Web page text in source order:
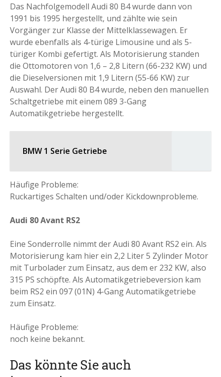
Das Nachfolgemodell Audi 80 B4 wurde dann von
1991 bis 1995 hergestellt, und zählte wie sein
Vorgänger zur Klasse der Mittelklassewagen. Er
wurde ebenfalls als 4-türige Limousine und als 5-
türiger Kombi gefertigt. Als Motorisierung standen
die Ottomotoren von 1,6 – 2,8 Litern (66-232 KW) und
die Dieselversionen mit 1,9 Litern (55-66 KW) zur
Auswahl. Der Audi 80 B4 wurde, neben den manuellen
Schaltgetriebe mit einem 089 3-Gang
Automatikgetriebe hergestellt.
BMW 1 Serie Getriebe
Häufige Probleme:
Ruckartiges Schalten und/oder Kickdownprobleme.
Audi 80 Avant RS2
Eine Sonderrolle nimmt der Audi 80 Avant RS2 ein. Als
Motorisierung kam hier ein 2,2 Liter 5 Zylinder Motor
mit Turbolader zum Einsatz, aus dem er 232 KW, also
315 PS schöpfte. Als Automatikgetriebeversion kam
beim RS2 ein 097 (01N) 4-Gang Automatikgetriebe
zum Einsatz.
Häufige Probleme:
noch keine bekannt.
Das könnte Sie auch